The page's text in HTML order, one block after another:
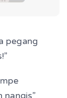
pegang
nangis”